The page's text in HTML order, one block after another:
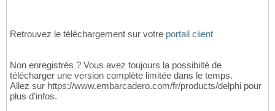
Retrouvez le téléchargement sur votre portail client
Non enregistrés ? Vous avez toujours la possibilté de
télécharger une version complète limitée dans le temps.
Allez sur https://www.embarcadero.com/fr/products/delphi pour
plus d'infos.